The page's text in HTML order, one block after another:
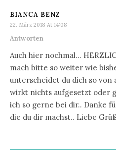
BIANCA BENZ
22. März 2018 At 14:08
Antworten
Auch hier nochmal…
mach bitte so weiter wie
unterscheidet du dich so
wirkt nichts aufgesetzt oder
ich so gerne bei dir.. Danke
die du dir machst.. Liebe